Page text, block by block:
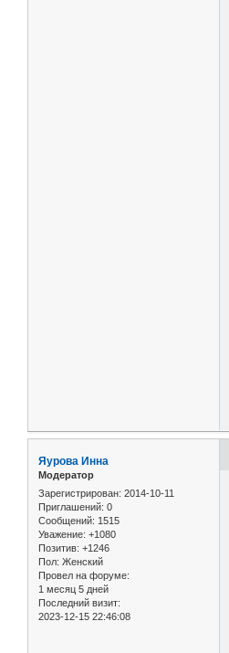
Яурова Инна
Модератор
Зарегистрирован: 2014-10-11
Приглашений: 0
Сообщений: 1515
Уважение: +1080
Позитив: +1246
Пол: Женский
Провел на форуме:
1 месяц 5 дней
Последний визит:
2023-12-15 22:46:08